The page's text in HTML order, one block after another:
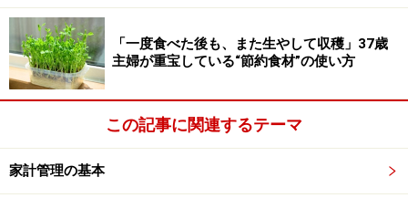
実家暮らしや社宅に住むなど、住居費があまりかからな
い場合であれば、手取りの約4割の5万円ほどを貯金でき
れば理想的といえます。
貯金をするためには、給料が振り込まれたらすぐに貯金
すれば、毎月確実にお金が貯まります。
「一度食べた後も、また生やして収穫」37歳
主婦が重宝している“節約食材”の使い方
この記事に関連するテーマ
家計管理の基本